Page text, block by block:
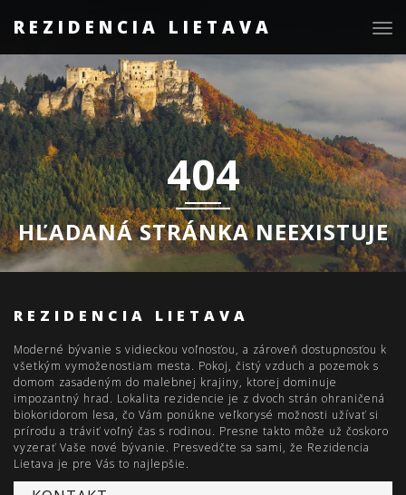
REZIDENCIA LIETAVA
404
HĽADANÁ STRÁNKA NEEXISTUJE
REZIDENCIA LIETAVA
Moderné bývanie s vidieckou voľnosťou, a zároveň dostupnosťou k
všetkým vymoženostiam mesta. Pokoj, čistý vzduch a pozemok s
domom zasadeným do malebnej krajiny, ktorej dominuje
impozantný hrad. Lokalita rezidencie je z dvoch strán ohraničená
biokoridorom lesa, čo Vám ponúkne veľkorysé možnosti užívať si
prírodu a tráviť voľný čas s rodinou. Presne takto môže už čoskoro
vyzerať Vaše nové bývanie. Presvedčte sa sami, že Rezidencia
Lietava je pre Vás to najlepšie.